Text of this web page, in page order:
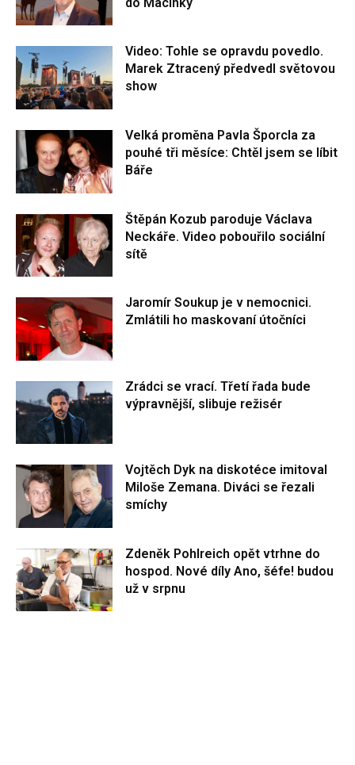
Video: Tohle se opravdu povedlo.
Marek Ztracený předvedl světovou
show
Velká proměna Pavla Šporcla za
pouhé tři měsíce: Chtěl jsem se líbit
Báře
Štěpán Kozub paroduje Václava
Neckáře. Video pobouřilo sociální
sítě
Jaromír Soukup je v nemocnici.
Zmlátili ho maskovaní útočníci
Zrádci se vrací. Třetí řada bude
výpravnější, slibuje režisér
Vojtěch Dyk na diskotéce imitoval
Miloše Zemana. Diváci se řezali
smíchy
Zdeněk Pohlreich opět vtrhne do
hospod. Nové díly Ano, šéfe! budou
už v srpnu